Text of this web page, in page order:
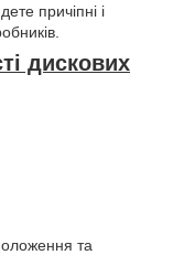
причіпні і
дискових
та